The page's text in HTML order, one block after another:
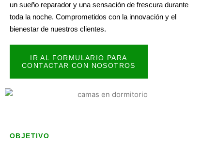
un sueño reparador y una sensación de frescura durante
toda la noche. Comprometidos con la innovación y el
bienestar de nuestros clientes.
IR AL FORMULARIO PARA
CONTACTAR CON NOSOTROS
OBJETIVO